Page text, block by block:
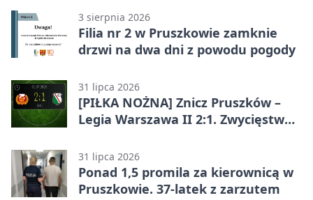
3 sierpnia 2026
Filia nr 2 w Pruszkowie zamknie
drzwi na dwa dni z powodu pogody
31 lipca 2026
[PIŁKA NOŻNA] Znicz Pruszków –
Legia Warszawa II 2:1. Zwycięstwo
minucie
31 lipca 2026
Ponad 1,5 promila za kierownicą w
Pruszkowie. 37-latek z zarzutem